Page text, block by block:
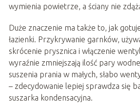
wymienia powietrze, a ściany nie
Duże znaczenie ma także to, jak
łazienki. Przykrywanie garnków,
skrócenie prysznica i włączenie
wyraźnie zmniejszają ilość pary
suszenia prania w małych, słabo
– zdecydowanie lepiej sprawdza się
suszarka kondensacyjna.